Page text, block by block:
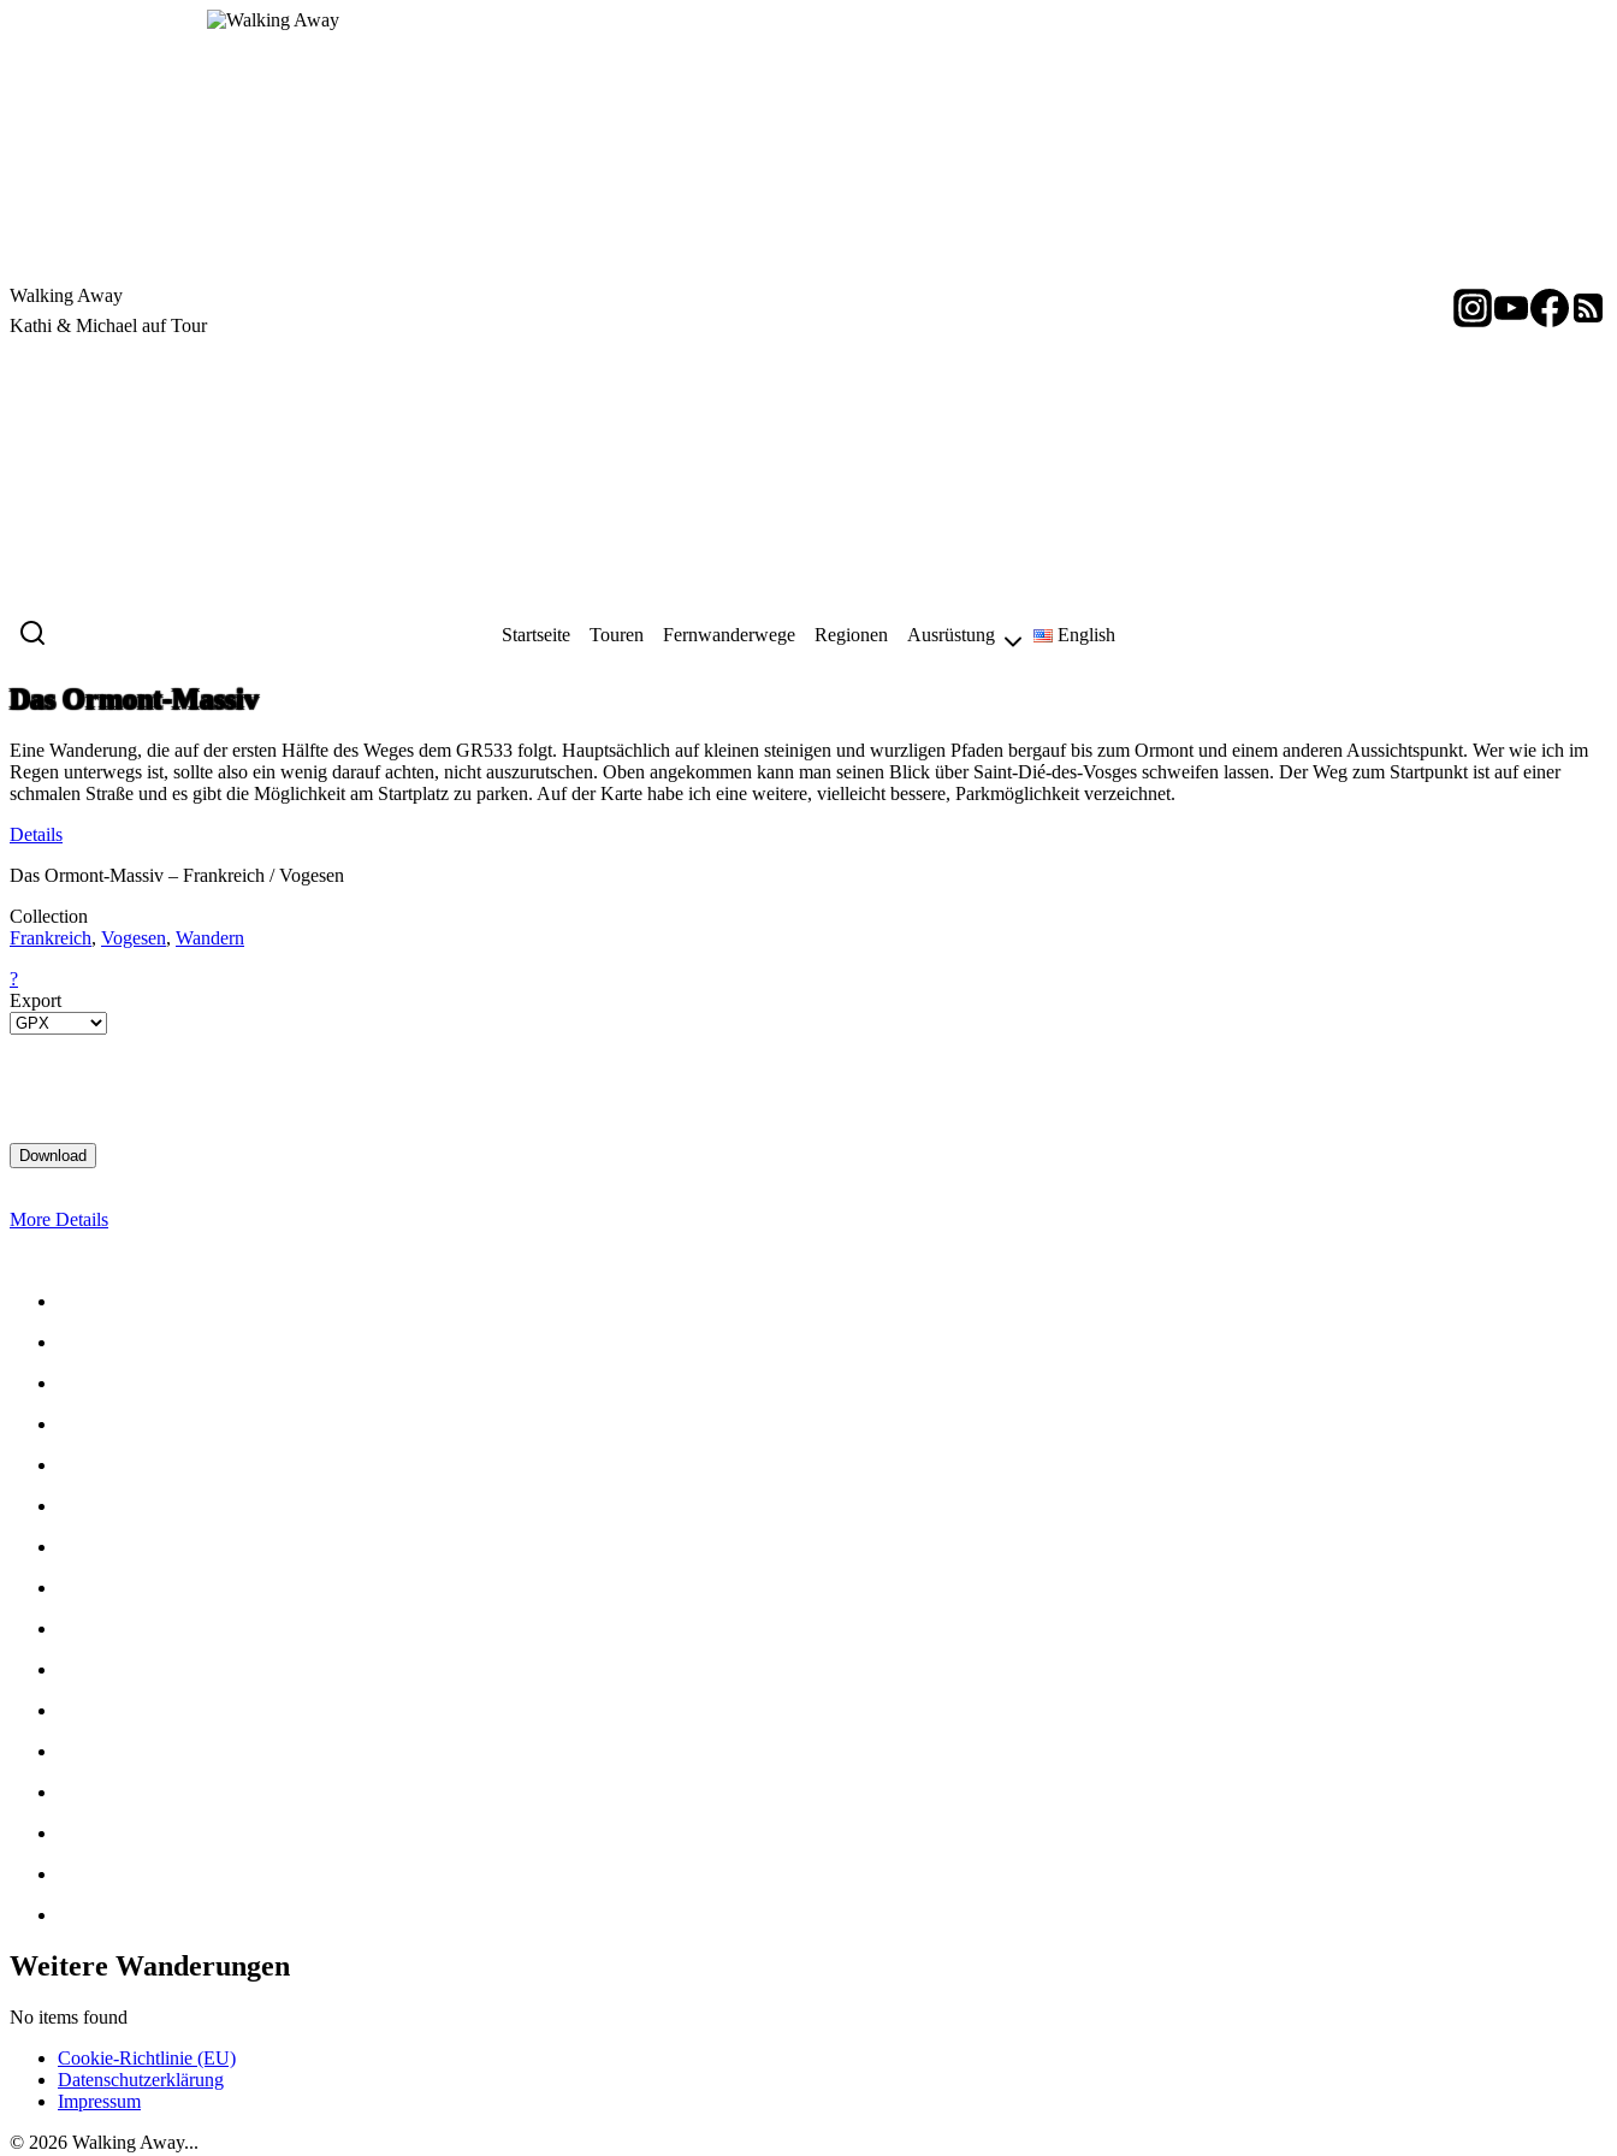
Walking Away
Kathi & Michael auf Tour
Startseite Touren Fernwanderwege Regionen Ausrüstung English
Das Ormont-Massiv
Eine Wanderung, die auf der ersten Hälfte des Weges dem GR533 folgt. Hauptsächlich auf kleinen steinigen und wurzligen Pfaden bergauf bis zum Ormont und einem anderen Aussichtspunkt. Wer wie ich im
Regen unterwegs ist, sollte also ein wenig darauf achten, nicht auszurutschen. Oben angekommen kann man seinen Blick über Saint-Dié-des-Vosges schweifen lassen. Der Weg zum Startpunkt ist auf einer
schmalen Straße und es gibt die Möglichkeit am Startplatz zu parken. Auf der Karte habe ich eine weitere, vielleicht bessere, Parkmöglichkeit verzeichnet.
Details
Das Ormont-Massiv – Frankreich / Vogesen
Collection
Frankreich, Vogesen, Wandern
?
Export
More Details
Weitere Wanderungen
No items found
Cookie-Richtlinie (EU)
Datenschutzerklärung
Impressum
© 2026 Walking Away...